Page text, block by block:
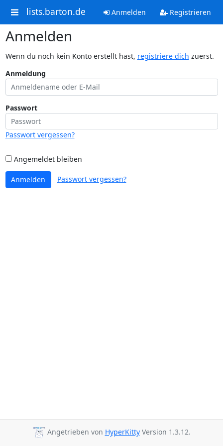
lists.barton.de Anmelden Registrieren
Anmelden
Wenn du noch kein Konto erstellt hast, registriere dich zuerst.
Anmeldung
Passwort
Passwort vergessen?
Angemeldet bleiben
Anmelden Passwort vergessen?
Angetrieben von HyperKittyVersion 1.3.12.